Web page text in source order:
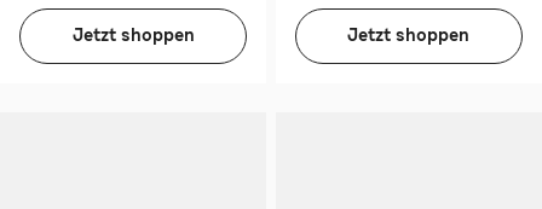
Jetzt shoppen Jetzt shoppen